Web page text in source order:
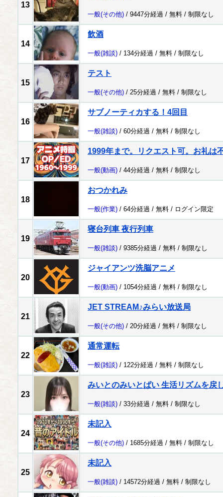
13
一般(その他) / 9447分経過 / 無料 / 制限なし
14
飲酒
一般(雑談) / 134分経過 / 無料 / 制限なし
15
テスト
一般(その他) / 25分経過 / 無料 / 制限なし
16
サブノーティカする！4回目
一般(雑談) / 60分経過 / 無料 / 制限なし
17
1999年まで。リクエスト可。お礼は
一般(動画) / 44分経過 / 無料 / 制限なし
18
おつかれみ
一般(作業) / 64分経過 / 無料 / ログイン限定
19
寝台列車 夜行列車
一般(雑談) / 9385分経過 / 無料 / 制限なし
20
ジャイアンツ洗脳アニメ
一般(動画) / 1054分経過 / 無料 / 制限なし
21
JET STREAM♪みらい放送局
一般(その他) / 20分経過 / 無料 / 制限なし
22
通常運転
一般(雑談) / 122分経過 / 無料 / 制限なし
23
みいとのみいとぱい 生活リズムを戻
一般(雑談) / 33分経過 / 無料 / 制限なし
24
未記入
一般(その他) / 1685分経過 / 無料 / 制限なし
25
未記入
一般(雑談) / 14572分経過 / 無料 / 制限なし